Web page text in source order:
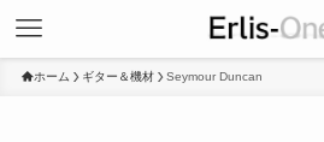
ホーム ギター＆機材 Seymour Duncan